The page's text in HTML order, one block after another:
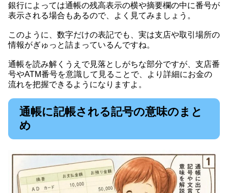
銀行によっては通帳の残高表示の横や摘要欄の中に番号が
表示される場合もあるので、よく見てみましょう。
このように、数字だけの表記でも、実は支店や取引場所の
情報がぎゅっと詰まっているんですね。
通帳を読み解くうえで見落としがちな部分ですが、支店番
号やATM番号を意識して見ることで、より詳細にお金の
流れを把握できるようになりますよ。
通帳に記帳される記号の意味のまと
め